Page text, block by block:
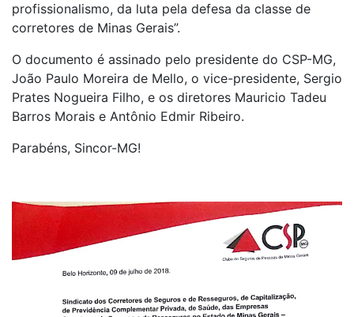
profissionalismo, da luta pela defesa da classe de
corretores de Minas Gerais”.
O documento é assinado pelo presidente do CSP-MG,
João Paulo Moreira de Mello, o vice-presidente, Sergio
Prates Nogueira Filho, e os diretores Mauricio Tadeu
Barros Morais e Antônio Edmir Ribeiro.
Parabéns, Sincor-MG!